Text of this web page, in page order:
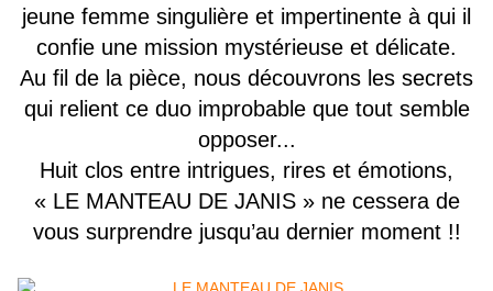
jeune femme singulière et impertinente à qui il
confie une mission mystérieuse et délicate.
Au fil de la pièce, nous découvrons les secrets
qui relient ce duo improbable que tout semble
opposer...
Huit clos entre intrigues, rires et émotions,
« LE MANTEAU DE JANIS » ne cessera de
vous surprendre jusqu’au dernier moment !!